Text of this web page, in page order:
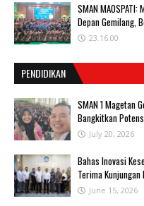
SMAN
Depan Gemilang,
23.16.00
PENDIDIKAN
SMAN 1 Magetan
Bangkitkan
July 20, 2026
Bahas Inovasi
Terima Kunjungan
June 15, 2026